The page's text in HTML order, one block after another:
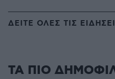
ΔΕΙΤΕ ΟΛΕΣ ΤΙΣ
ΤΑ ΠΙΟ